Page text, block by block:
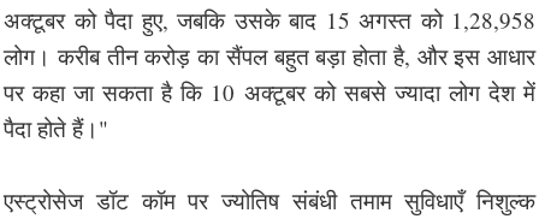
अक्टूबर को पैदा हुए, जबकि उसके बाद 15 अगस्त को 1,28,958
लोग। करीब तीन करोड़ का सैंपल बहुत बड़ा होता है, और इस आधार
पर कहा जा सकता है कि 10 अक्टूबर को सबसे ज्यादा लोग देश में
पैदा होते हैं।"
एस्ट्रोसेज डॉट कॉम पर ज्योतिष संबंधी तमाम सुविधाएँ निशुल्क